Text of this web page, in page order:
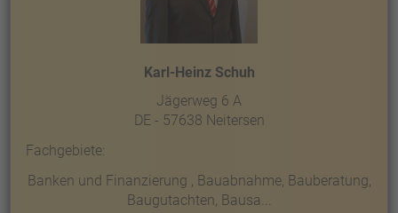
Karl-Heinz Schuh
Jägerweg 6 A
DE - 57638 Neitersen
Fachgebiete:
Banken und Finanzierung , Bauabnahme, Bauberatung,
Baugutachten, Bausa...